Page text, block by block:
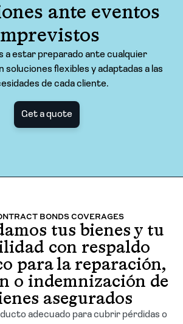
EN-US
Agent login
ante eventos
a estar preparado ante cualquier
soluciones flexibles y adaptadas a las
de cada cliente.
Get a quote
BONDS COVERAGES
tus bienes y tu
con respaldo
para la reparación,
o indemnización de
asegurados
adecuado para cubrir pérdidas o